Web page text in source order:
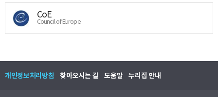
CoE
Council of Europe
개인정보처리방침 찾아오시는 길 도움말 누리집 안내